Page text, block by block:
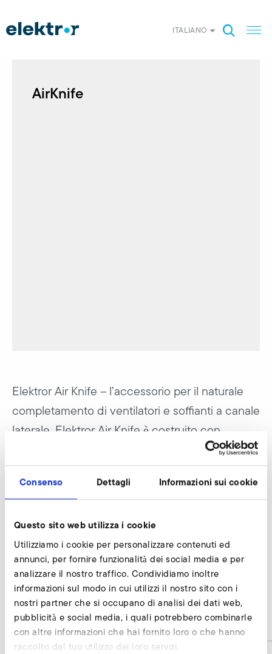
Consenso Dettagli Informazioni sui cookie
Questo sito web utilizza i cookie
Utilizziamo i cookie per personalizzare contenuti ed
annunci, per fornire funzionalità dei social media e per
analizzare il nostro traffico. Condividiamo inoltre
informazioni sul modo in cui utilizzi il nostro sito con i
nostri partner che si occupano di analisi dei dati web,
pubblicità e social media, i quali potrebbero combinarle
con altre informazioni che hai fornito loro o che hanno
raccolto dal tuo utilizzo dei loro servizi.
ITALIANO
AirKnife
Elektror Air Knife – l’accessorio per il naturale
completamento di ventilatori e soffianti a canale
laterale. Elektror Air Knife è costruito con
specifici profili estrusi di alluminio, per generare
uniformemente un soffio o addirittura una
barriera d’aria. Distribuisce l’aria esattamente
AirKnife
2SD 820
Codice articolo AirKnife